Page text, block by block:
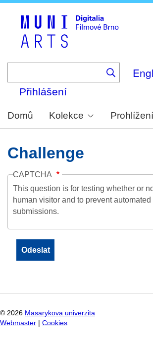
Přihlášení
Domů Kolekce Prohlížení
Challenge
CAPTCHA
This question is for testing whether or
human visitor and to prevent automated
submissions.
© 2026 Masarykova univerzita
Webmaster
Cookies